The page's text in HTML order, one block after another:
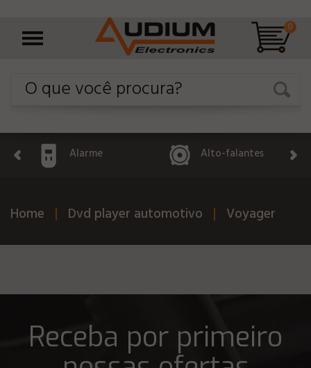
0
Alarme Alto-falantes
Home Dvd player automotivo Voyager
Receba por primeiro